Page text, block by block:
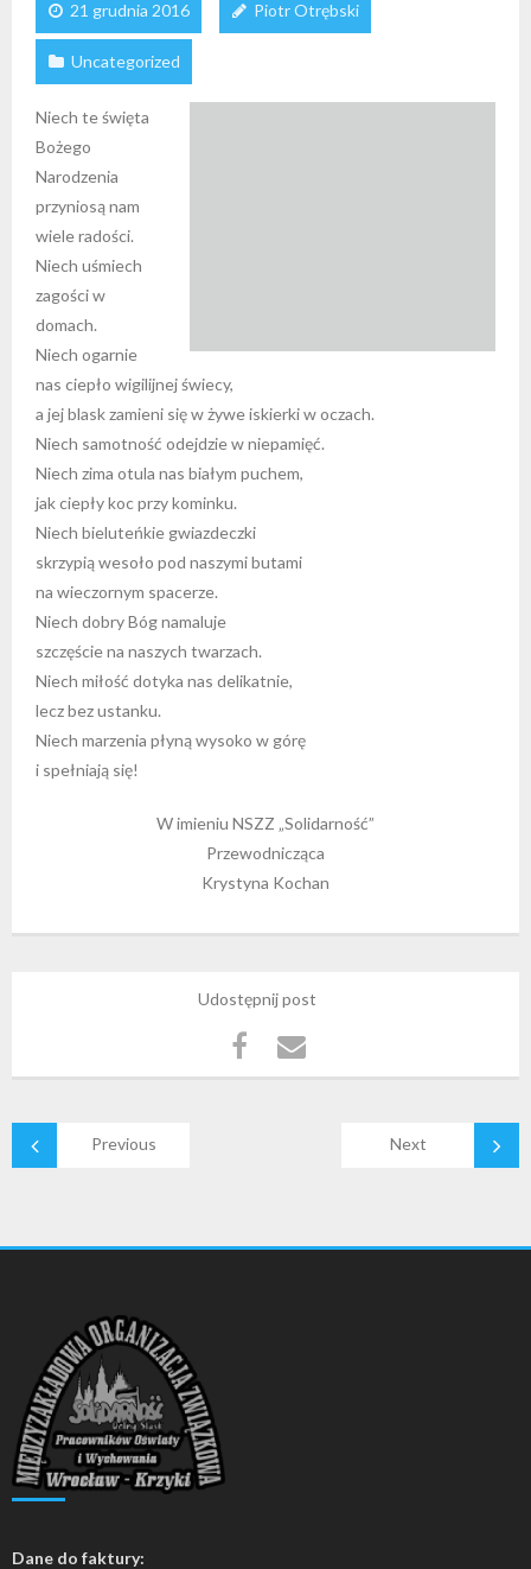
21 grudnia 2016 Piotr Otrębski
Uncategorized
Niech te święta
Bożego
Narodzenia
przyniosą nam
wiele radości.
Niech uśmiech
zagości w
domach.
Niech ogarnie
nas ciepło wigilijnej świecy,
a jej blask zamieni się w żywe iskierki w oczach.
Niech samotność odejdzie w niepamięć.
Niech zima otula nas białym puchem,
jak ciepły koc przy kominku.
Niech bieluteńkie gwiazdeczki
skrzypią wesoło pod naszymi butami
na wieczornym spacerze.
Niech dobry Bóg namaluje
szczęście na naszych twarzach.
Niech miłość dotyka nas delikatnie,
lecz bez ustanku.
Niech marzenia płyną wysoko w górę
i spełniają się!
W imieniu NSZZ „Solidarność”
Przewodnicząca
Krystyna Kochan
Udostępnij post
Previous Next
Dane do faktury: